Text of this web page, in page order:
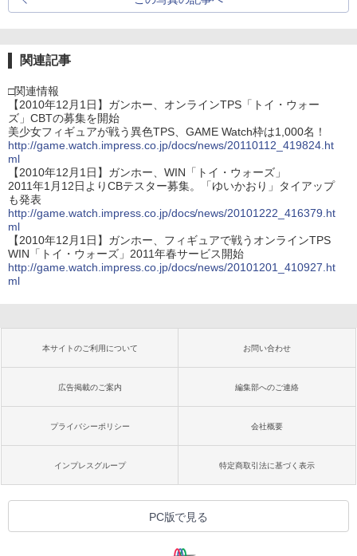
関連記事
□関連情報
【2010年12月1日】ガンホー、オンラインTPS「トイ・ウォー
ズ」CBTの募集を開始
美少女フィギュアが戦う異色TPS、GAME Watch枠は1,000名！
http://game.watch.impress.co.jp/docs/news/20110112_419824.ht
ml
【2010年12月1日】ガンホー、WIN「トイ・ウォーズ」
2011年1月12日よりCBテスター募集。「ゆいかおり」タイアップ
も発表
http://game.watch.impress.co.jp/docs/news/20101222_416379.ht
ml
【2010年12月1日】ガンホー、フィギュアで戦うオンラインTPS
WIN「トイ・ウォーズ」2011年春サービス開始
http://game.watch.impress.co.jp/docs/news/20101201_410927.ht
ml
本サイトのご利用について お問い合わせ
広告掲載のご案内 編集部へのご連絡
プライバシーポリシー 会社概要
インプレスグループ 特定商取引法に基づく表示
PC版で見る